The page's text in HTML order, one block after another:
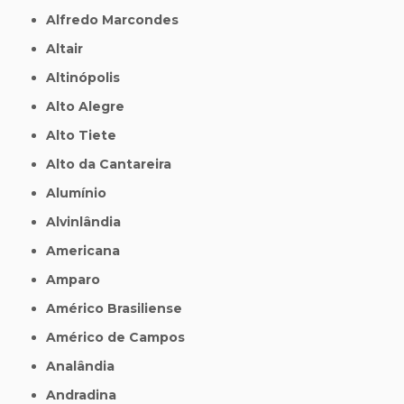
Alfredo Marcondes
Altair
Altinópolis
Alto Alegre
Alto Tiete
Alto da Cantareira
Alumínio
Alvinlândia
Americana
Amparo
Américo Brasiliense
Américo de Campos
Analândia
Andradina